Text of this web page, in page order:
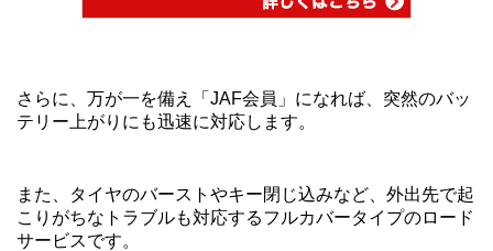
さらに、万が一を備え「JAF会員」になれば、突然のバッ
テリー上がりにも迅速に対応します。
また、タイヤのバーストやキー閉じ込みなど、外出先で起
こりがちなトラブルも対応するフルカバータイプのロード
サービスです。